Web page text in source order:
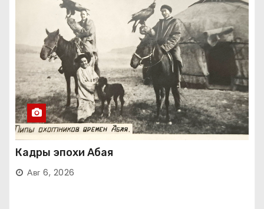
Кадры эпохи Абая
Авг 6, 2026